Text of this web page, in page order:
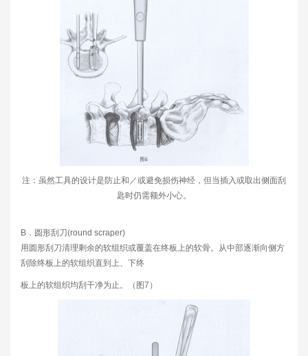
注：虽然工具的设计是防止和／或避免损伤神经，但当插入或取出侧面刮
匙时仍需额外小心。
B．圆形刮刀(round scraper)
用圆形刮刀清理剩余的软组织或覆盖在终板上的软骨。从中部逐渐向侧方
刮除终板上的软组织直到上、下终
板上的软组织均刮干净为止。（图7）